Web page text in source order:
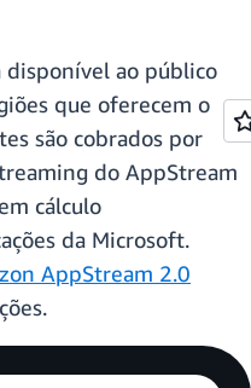
disponível ao público
que oferecem o
são cobrados por
do AppStream
cálculo
da Microsoft.
AppStream 2.0